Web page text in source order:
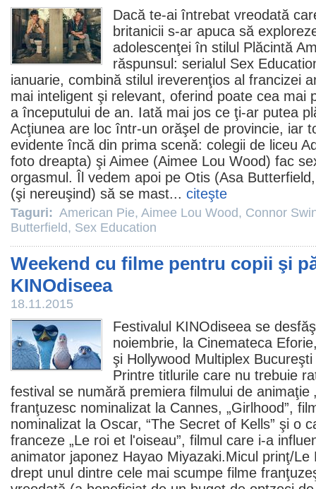
Dacă te-ai întrebat vreodată
britanicii s-ar apuca să
adolescenţei în stilul Plăcintă
răspunsul: serialul Sex
ianuarie, combină stilul ireverenţios al francizei
mai inteligent şi relevant, oferind poate cea mai
a începutului de an. Iată mai jos ce ţi-ar putea
Acţiunea are loc într-un orăşel de provincie, iar
evidente încă din prima scenă: colegii de liceu
foto dreapta) şi Aimee (Aimee Lou Wood) fac
orgasmul. Îl vedem apoi pe Otis (Asa Butterfield
(şi nereuşind) să se mast... citeşte
Taguri: American Pie, Aimee Lou Wood, Connor
Butterfield, Sex Education
Weekend cu filme pentru copii şi
KINOdiseea
18.11.2015
Festivalul KINOdiseea se
noiembrie, la Cinemateca
şi Hollywood Multiplex
Printre titlurile care nu trebuie
festival se numără premiera filmului de animaţie
franţuzesc nominalizat la Cannes, „Girlhood”,
nominalizat la Oscar, “The Secret of Kells” şi o
franceze „Le roi et l'oiseau”, filmul care i-a
animator japonez Hayao Miyazaki.Micul prinţ/Le
drept unul dintre cele mai scumpe filme